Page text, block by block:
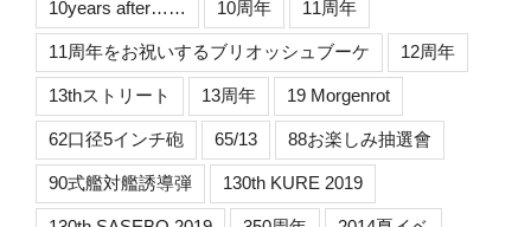
10years after…… 10周年 11周年
11周年をお祝いするブリオッシュブーケ 12周年
13thストリート 13周年 19 Morgenrot
62口径5インチ砲 65/13 88お楽しみ抽選會
90式艦対艦誘導弾 130th KURE 2019